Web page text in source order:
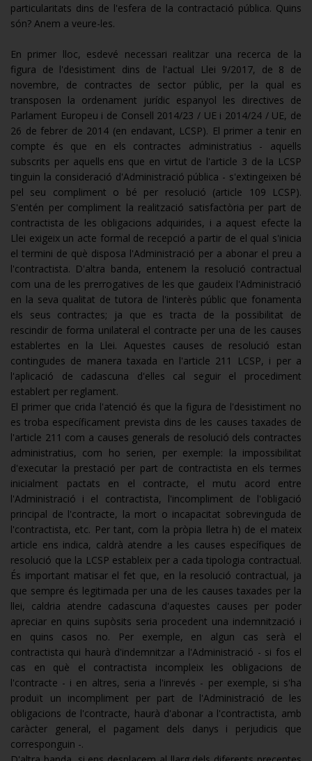
particularitats dins de l'esfera de la contractació pública. Quins
són? Anem a veure-les.
En primer lloc, esdevé necessari realitzar una recerca de la
figura de l'desistiment dins de l'actual Llei 9/2017, de 8 de
novembre, de contractes de sector públic, per la qual es
transposen la ordenament jurídic espanyol les directives de
Parlament Europeu i de Consell 2014/23 / UE i 2014/24 / UE, de
26 de febrer de 2014 (en endavant, LCSP). El primer a tenir en
compte és que en els contractes administratius - aquells
subscrits per aquells ens que en virtut de l'article 3 de la LCSP
tinguin la consideració d'Administració pública - s'extingeixen bé
pel seu compliment o bé per resolució (article 109 LCSP).
S'entén per compliment la realització satisfactòria per part de
contractista de les obligacions adquirides, i a aquest efecte la
Llei exigeix ​​un acte formal de recepció a partir de el qual s'inicia
el termini de què disposa l'Administració per a abonar el preu a
l'contractista. D'altra banda, entenem la resolució contractual
com una de les prerrogatives de les que gaudeix l'Administració
en la seva qualitat de tutora de l'interès públic que fonamenta
els seus contractes; ja que es tracta de la possibilitat de
rescindir de forma unilateral el contracte per una de les causes
establertes en la Llei. Aquestes causes de resolució estan
contingudes de manera taxada en l'article 211 LCSP, i per a
l'aplicació de cadascuna d'elles cal seguir el procediment
establert per reglament.
El primer que crida l'atenció és que la figura de l'desistiment no
es troba específicament prevista dins de les causes taxades de
l'article 211 com a causes generals de resolució dels contractes
administratius, com ho serien, per exemple: la impossibilitat
d'executar la prestació per part de contractista en els termes
inicialment pactats en el contracte, el mutu acord entre
l'Administració i el contractista, l'incompliment de l'obligació
principal de l'contracte, la mort o incapacitat sobrevinguda de
l'contractista, etc. Per tant, com la pròpia lletra h) de el mateix
article ens indica, caldrà atendre a les causes específiques de
resolució que la LCSP estableix per a cada tipologia contractual.
És important matisar el fet que, en la resolució contractual, ja
que sempre és legitimada per una de les causes taxades per la
llei, caldria atendre cadascuna d'aquestes causes per poder
apreciar en quins supòsits seria procedent una indemnització i
en quins casos no. Per exemple, en algun cas serà el
contractista qui haurà d'indemnitzar a l'Administració - si fos el
cas en què el contractista incompleix les obligacions de
l'contracte - i en altres, seria a l'inrevés - per exemple, si s'ha
produït un incompliment per part de l'Administració de les
obligacions de l'contracte, haurà d'abonar a l'contractista, amb
caràcter general, el pagament dels danys i perjudicis que
corresponguin -.